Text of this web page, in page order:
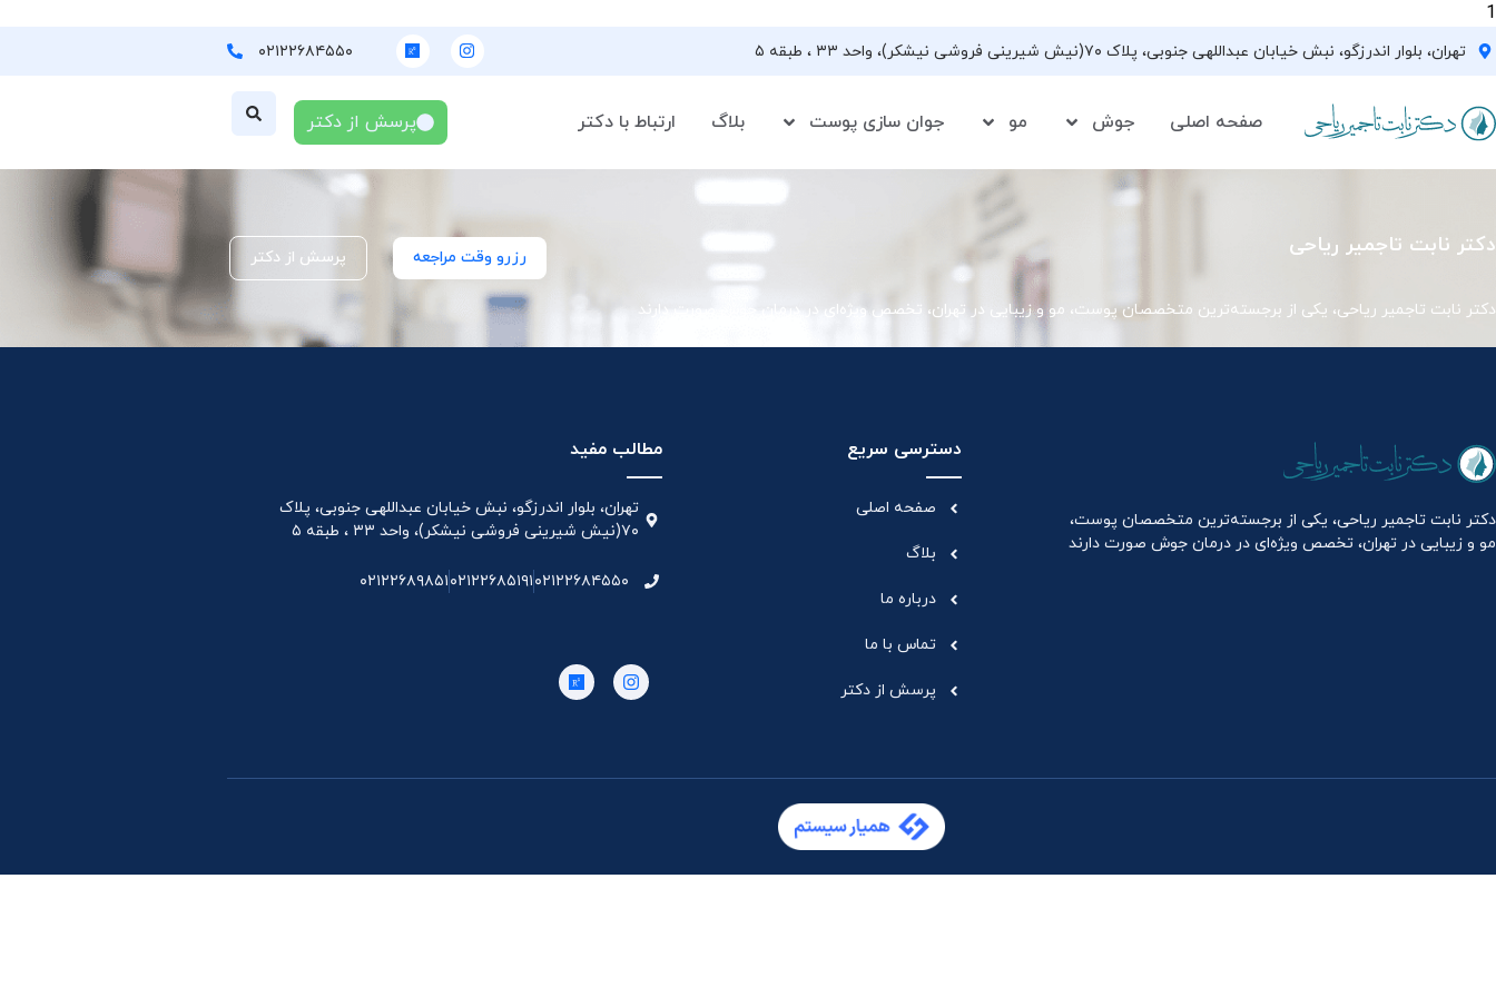
1
تهران، بلوار اندرزگو، نبش خیابان عبداللهی جنوبی، پلاک ۷۰(نیش شیرینی فروشی نیشکر)، واحد ۳۳ ، طبقه ۵ ۰۲۱۲۲۶۸۴۵۵۰
صفحه اصلی جوش مو جوان سازی پوست بلاگ ارتباط با دکتر پرسش از دکتر
دکتر نابت تاجمیر ریاحی
دکتر نابت تاجمیر ریاحی، یکی از برجسته‌ترین متخصصان پوست، مو و زیبایی در تهران، تخصص ویژه‌ای در درمان جوش صورت دارند
رزرو وقت مراجعه پرسش از دکتر
دکتر نابت تاجمیر ریاحی، یکی از برجسته‌ترین متخصصان پوست،
مو و زیبایی در تهران، تخصص ویژه‌ای در درمان جوش صورت دارند
دسترسی سریع
صفحه اصلی
بلاگ
درباره ما
تماس با ما
پرسش از دکتر
مطالب مفید
تهران، بلوار اندرزگو، نبش خیابان عبداللهی جنوبی، پلاک
۷۰(نیش شیرینی فروشی نیشکر)، واحد ۳۳ ، طبقه ۵
۰۲۱۲۲۶۸۴۵۵۰۰۲۱۲۲۶۸۵۱۹۱۰۲۱۲۲۶۸۹۸۵۱